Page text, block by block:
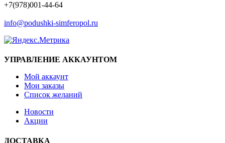
+7(978)001-44-64
info@podushki-simferopol.ru
УПРАВЛЕНИЕ АККАУНТОМ
Мой аккаунт
Мои заказы
Список желаний
Новости
Акции
ДОСТАВКА